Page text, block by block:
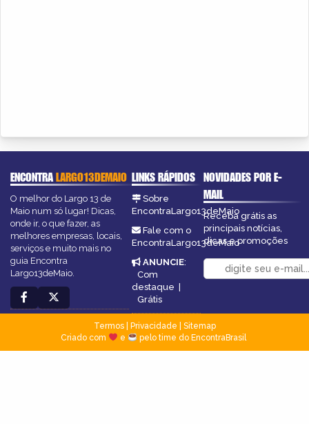
ENCONTRALARGO13DEMAIO
O melhor do Largo 13 de
Maio num só lugar! Dicas,
onde ir, o que fazer, as
melhores empresas, locais,
serviços e muito mais no
guia Encontra
Largo13deMaio.
LINKS RÁPIDOS
Sobre
EncontraLargo13deMaio
Fale com o
EncontraLargo13deMaio
ANUNCIE:
Com
destaque |
Grátis
NOVIDADES POR E-
MAIL
Receba grátis as
principais notícias,
dicas e promoções
Termos| Privacidade
Sitemap
Criado com
e pelo time do EncontraBrasil